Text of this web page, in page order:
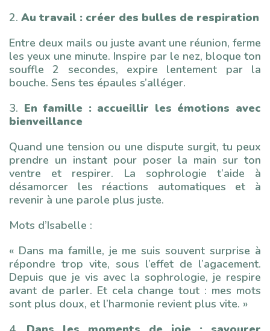
2. Au travail : créer des bulles de respiration
Entre deux mails ou juste avant une réunion, ferme
les yeux une minute. Inspire par le nez, bloque ton
souffle 2 secondes, expire lentement par la
bouche. Sens tes épaules s’alléger.
3. En famille : accueillir les émotions avec
bienveillance
Quand une tension ou une dispute surgit, tu peux
prendre un instant pour poser la main sur ton
ventre et respirer. La sophrologie t’aide à
désamorcer les réactions automatiques et à
revenir à une parole plus juste.
Mots d’Isabelle :
« Dans ma famille, je me suis souvent surprise à
répondre trop vite, sous l’effet de l’agacement.
Depuis que je vis avec la sophrologie, je respire
avant de parler. Et cela change tout : mes mots
sont plus doux, et l’harmonie revient plus vite. »